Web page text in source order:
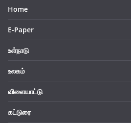
Home
E-Paper
உள்நாடு
உலகம்
விளையாட்டு
கட்டுரை